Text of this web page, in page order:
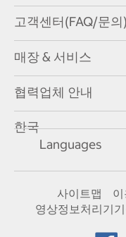
고객센터(FAQ/문의)
매장 & 서비스
협력업체 안내
한국
Languages
사이트맵
영상정보처리기